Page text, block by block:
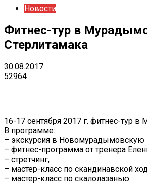
Новости
Фитнес-тур в
Стерлитамака
30.08.2017
52964
16-17 сентября 2017 г. фитнес-тур
В программе:
– экскурсия в Новомурадымовскую
– фитнес-программа от тренера
– стретчинг,
– мастер-класс по скандинавской
– мастер-класс по скалолазанью.